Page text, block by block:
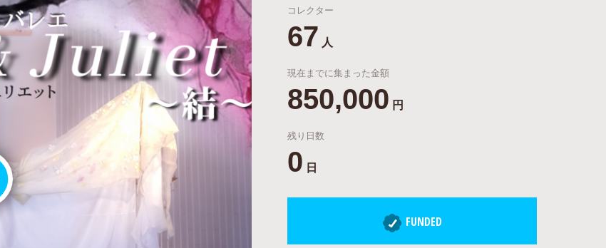
Legendary
最新達成プロジェクト 調達額が大きいプロジェクト
コレクター
67 人
現在までに集まった金額
850,000 円
残り日数
0 日
FUNDED